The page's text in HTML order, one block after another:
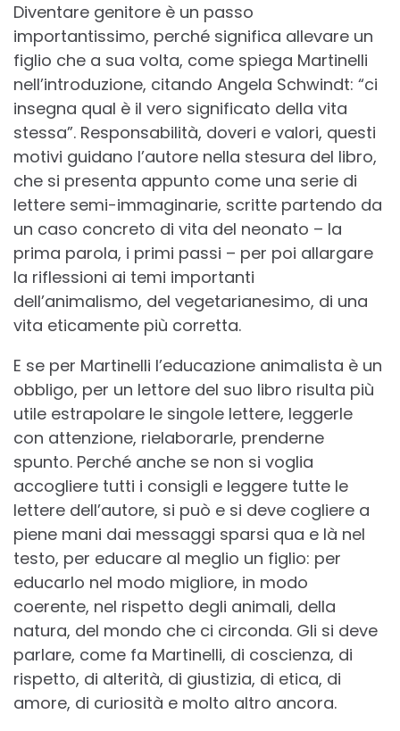
Diventare genitore è un passo
importantissimo, perché significa allevare un
figlio che a sua volta, come spiega Martinelli
nell’introduzione, citando Angela Schwindt: “ci
insegna qual è il vero significato della vita
stessa”. Responsabilità, doveri e valori, questi
motivi guidano l’autore nella stesura del libro,
che si presenta appunto come una serie di
lettere semi-immaginarie, scritte partendo da
un caso concreto di vita del neonato – la
prima parola, i primi passi – per poi allargare
la riflessioni ai temi importanti
dell’animalismo, del vegetarianesimo, di una
vita eticamente più corretta.
E se per Martinelli l’educazione animalista è un
obbligo, per un lettore del suo libro risulta più
utile estrapolare le singole lettere, leggerle
con attenzione, rielaborarle, prenderne
spunto. Perché anche se non si voglia
accogliere tutti i consigli e leggere tutte le
lettere dell’autore, si può e si deve cogliere a
piene mani dai messaggi sparsi qua e là nel
testo, per educare al meglio un figlio: per
educarlo nel modo migliore, in modo
coerente, nel rispetto degli animali, della
natura, del mondo che ci circonda. Gli si deve
parlare, come fa Martinelli, di coscienza, di
rispetto, di alterità, di giustizia, di etica, di
amore, di curiosità e molto altro ancora.